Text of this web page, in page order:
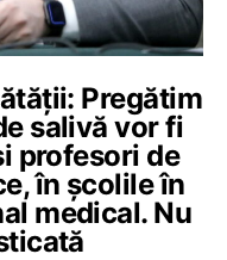
Pregătim
salivă vor fi
profesori de
în școlile în
medical. Nu